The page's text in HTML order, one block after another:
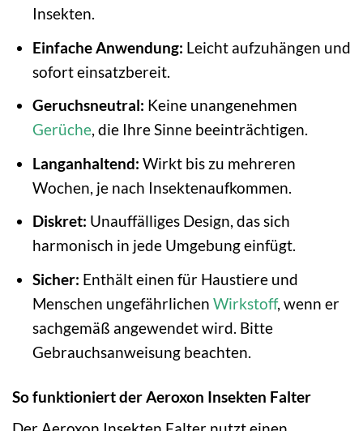
Insekten.
Einfache Anwendung: Leicht aufzuhängen und
sofort einsatzbereit.
Geruchsneutral: Keine unangenehmen
Gerüche, die Ihre Sinne beeinträchtigen.
Langanhaltend: Wirkt bis zu mehreren
Wochen, je nach Insektenaufkommen.
Diskret: Unauffälliges Design, das sich
harmonisch in jede Umgebung einfügt.
Sicher: Enthält einen für Haustiere und
Menschen ungefährlichen Wirkstoff, wenn er
sachgemäß angewendet wird. Bitte
Gebrauchsanweisung beachten.
So funktioniert der Aeroxon Insekten Falter